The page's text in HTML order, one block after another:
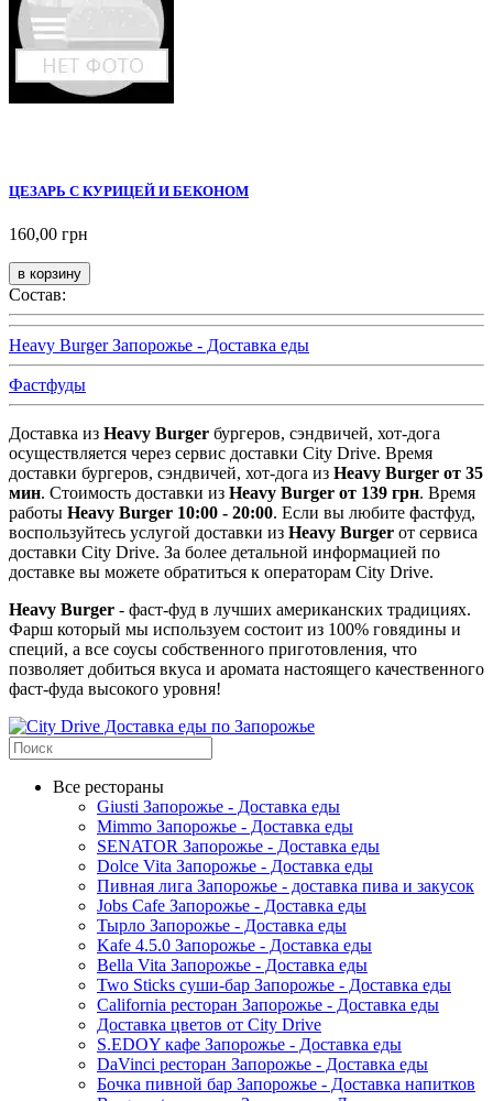
ЦЕЗАРЬ С КУРИЦЕЙ И БЕКОНОМ
160,00 грн
Состав:
Heavy Burger Запорожье - Доставка еды
Фастфуды
Доставка из Heavy Burger бургеров, сэндвичей, хот-дога
осуществляется через сервис доставки City Drive. Время
доставки бургеров, сэндвичей, хот-дога из Heavy Burger от 35
мин. Стоимость доставки из Heavy Burger от 139 грн. Время
работы Heavy Burger 10:00 - 20:00. Если вы любите фастфуд,
воспользуйтесь услугой доставки из Heavy Burger от сервиса
доставки City Drive. За более детальной информацией по
доставке вы можете обратиться к операторам City Drive.
Heavy Burger - фаст-фуд в лучших американских традициях.
Фарш который мы используем состоит из 100% говядины и
специй, а все соусы собственного приготовления, что
позволяет добиться вкуса и аромата настоящего качественного
фаст-фуда высокого уровня!
Все рестораны
Giusti Запорожье - Доставка еды
Mimmo Запорожье - Доставка еды
SENATOR Запорожье - Доставка еды
Dolce Vita Запорожье - Доставка еды
Пивная лига Запорожье - доставка пива и закусок
Jobs Cafe Запорожье - Доставка еды
Тырло Запорожье - Доставка еды
Kafe 4.5.0 Запорожье - Доставка еды
Bella Vita Запорожье - Доставка еды
Two Sticks суши-бар Запорожье - Доставка еды
California ресторан Запорожье - Доставка еды
Доставка цветов от City Drive
S.EDOY кафе Запорожье - Доставка еды
DaVinci ресторан Запорожье - Доставка еды
Бочка пивной бар Запорожье - Доставка напитков